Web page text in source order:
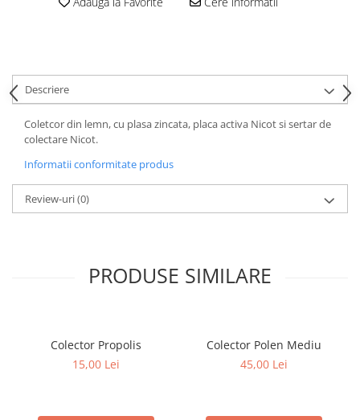
Descriere
Coletcor din lemn, cu plasa zincata, placa activa Nicot si sertar de
colectare Nicot.
Informatii conformitate produs
Review-uri(0)
PRODUSE SIMILARE
Colector Propolis
15,00 Lei
Colector Polen Mediu
45,00 Lei